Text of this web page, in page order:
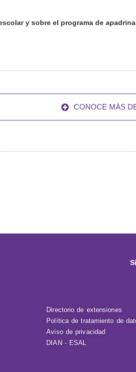
y sobre el programa de
CONOCE MÁS
Directorio de extensiones
Política de tratamiento de
Aviso de privacidad
DIAN - ESAL